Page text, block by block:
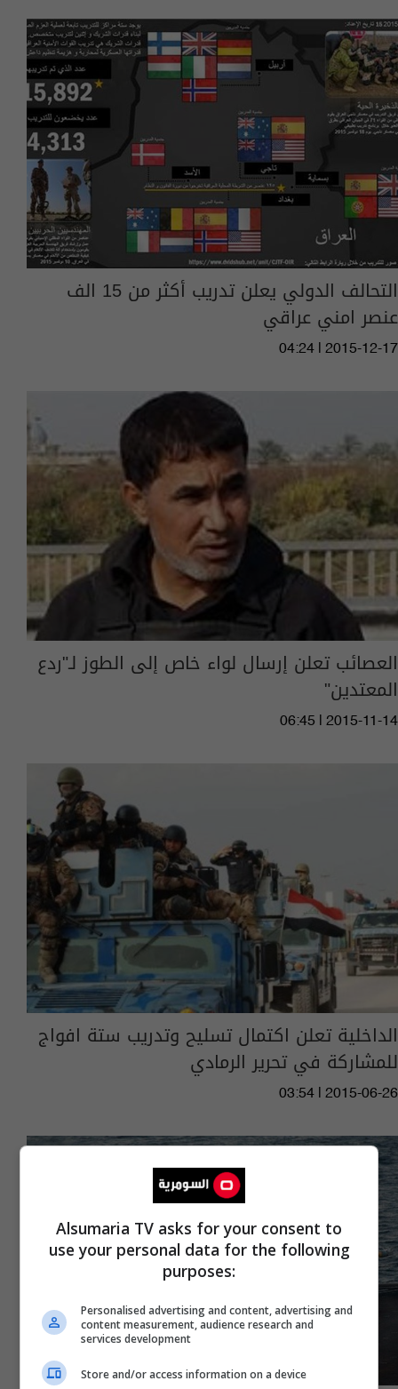
التحالف الدولي يعلن تدريب أكثر من 15 الف
عنصر امني عراقي
04:24 | 2015-12-17
العصائب تعلن إرسال لواء خاص إلى الطوز لـ"ردع
المعتدين"
06:45 | 2015-11-14
الداخلية تعلن اكتمال تسليح وتدريب ستة افواج
للمشاركة في تحرير الرمادي
03:54 | 2015-06-26
Alsumaria TV asks for your consent to
use your personal data for the following
purposes:
Personalised advertising and content, advertising and
content measurement, audience research and
services development
Store and/or access information on a device